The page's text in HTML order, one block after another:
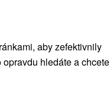
aby zefektivnily
hledáte a chcete